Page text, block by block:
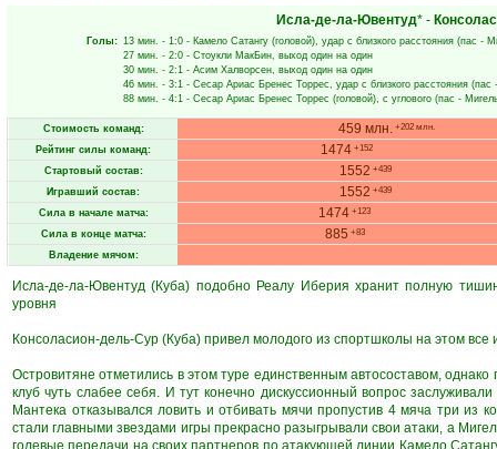
Исла-де-ла-Ювентуд* -
Голы: 13 мин. - 1:0 - Камело Сатангу (головой), удар с близкого расстояния (пас -
27 мин. - 2:0 - Стоукли МакБин, выход один на один
30 мин. - 2:1 - Асим Халворсен, выход один на один
46 мин. - 3:1 - Сесар Ариас Бренес Торрес, удар с близкого расстояния (пас
88 мин. - 4:1 - Сесар Ариас Бренес Торрес (головой), с углового (пас -
Стоимость команд: 459 млн. +202 млн.
Рейтинг силы команд: 1474 +152
Стартовый состав: 1552 +439
Игравший состав: 1552 +439
Сила в начале матча: 1474 +123
Сила в конце матча: 885 +83
Владение мячом:
Исла-де-ла-Ювентуд (Куба) подобно Реалу Иберия хранит полную
уровня
Консоласион-дель-Сур (Куба) привел молодого из спортшколы на этом все
Островитяне отметились в этом туре единственным автосоставом,
клуб чуть слабее себя. И тут конечно дискуссионный вопрос
Мантека отказывался ловить и отбивать мячи пропустив 4 мяча три
стали главными звездами игры прекрасно разыгрывали свои атаки, а
голевые передачи на своих партнеров по атакующей линии Камело